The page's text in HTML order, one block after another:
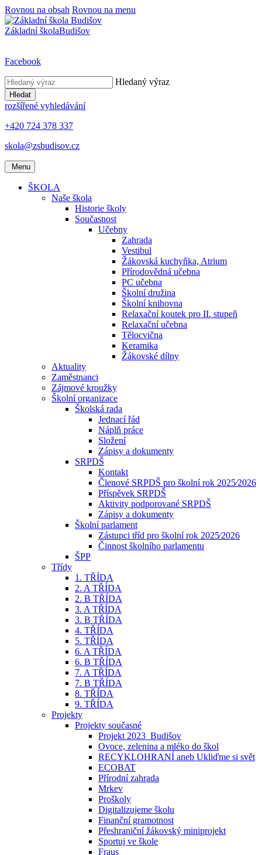
Rovnou na obsah Rovnou na menu
Základní školaBudišov
Facebook
Hledaný výraz
Hledat
rozšířené vyhledávání
+420 724 378 337
skola@zsbudisov.cz
Menu
ŠKOLA
Naše škola
Historie školy
Současnost
Učebny
Zahrada
Vestibul
Žákovská kuchyňka, Atrium
Přírodovědná učebna
PC učebna
Školní družina
Školní knihovna
Relaxační koutek pro II. stupeň
Relaxační učebna
Tělocvična
Keramika
Žákovské dílny
Aktuality
Zaměstnanci
Zájmové kroužky
Školní organizace
Školská rada
Jednací řád
Náplň práce
Složení
Zápisy a dokumenty
SRPDŠ
Kontakt
Členové SRPDŠ pro školní rok 2025⁄2026
Příspěvek SRPDŠ
Aktivity podporované SRPDŠ
Zápisy a dokumenty
Školní parlament
Zástupci tříd pro školní rok 2025⁄2026
Činnost školního parlamentu
ŠPP
Třídy
1. TŘÍDA
2. A TŘÍDA
2. B TŘÍDA
3. A TŘÍDA
3. B TŘÍDA
4. TŘÍDA
5. TŘÍDA
6. A TŘÍDA
6. B TŘÍDA
7. A TŘÍDA
7. B TŘÍDA
8. TŘÍDA
9. TŘÍDA
Projekty
Projekty současné
Projekt 2023_Budišov
Ovoce, zelenina a mléko do škol
RECYKLOHRANÍ aneb Ukliďme si svět
ECOBAT
Přírodní zahrada
Mrkev
Proškoly
Digitalizujeme školu
Finanční gramotnost
Přeshraniční žákovský miniprojekt
Sportuj ve škole
Fraus